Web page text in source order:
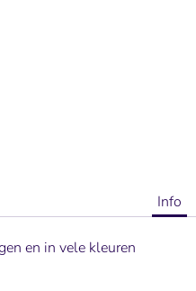
Info
en in vele kleuren